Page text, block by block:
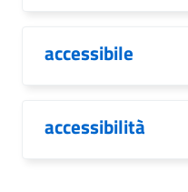
accessibile
accessibilità